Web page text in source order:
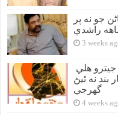
جو نه پر
راشدي
3 weeks
بند نه ٿيڻ
گهرجي
4 weeks